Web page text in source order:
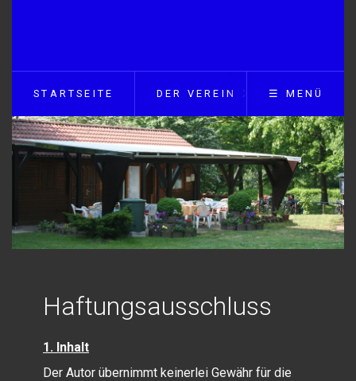
STARTSEITE DER VEREIN ☰ MENÜ
Haftungsausschluss
1. Inhalt
Der Autor übernimmt keinerlei Gewähr für die